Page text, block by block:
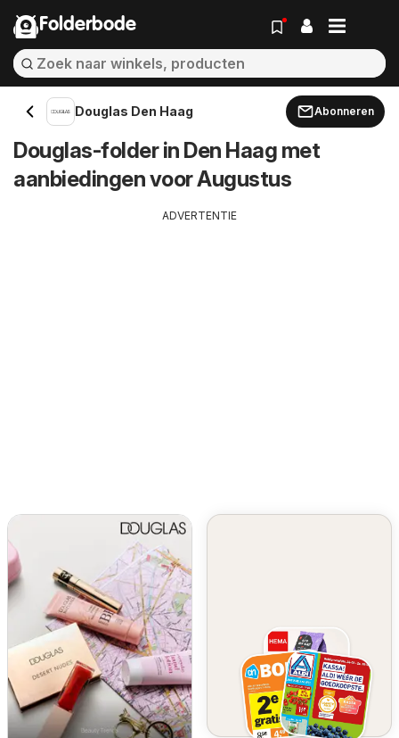
Folderbode
Douglas Den Haag Abonneren
Douglas-folder in Den Haag met
aanbiedingen voor Augustus
ADVERTENTIE